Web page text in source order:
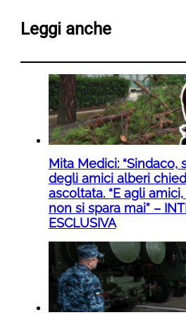
Leggi anche
Mita Medici: “Sindaco,
degli amici alberi
ascoltata. “E agli
non si spara mai” –
ESCLUSIVA